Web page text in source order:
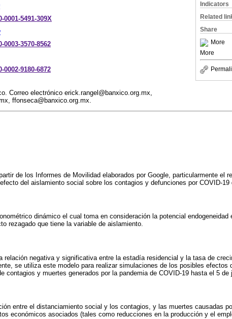
Indicators
Related
Share
More
More
5491-309X
3570-8562
9180-6872
Correo electrónico erick.rangel@banxico.org.mx,
ffonseca@banxico.org.mx.
de los Informes de Movilidad elaborados por Google, particularmente el
del aislamiento social sobre los contagios y defunciones por COVID-
dinámico el cual toma en consideración la potencial endogeneidad
rezagado que tiene la variable de aislamiento.
relación negativa y significativa entre la estadía residencial y la tasa de
se utiliza este modelo para realizar simulaciones de los posibles efectos
contagios y muertes generados por la pandemia de COVID-19 hasta el 5 de
entre el distanciamiento social y los contagios, y las muertes causadas
económicos asociados (tales como reducciones en la producción y el